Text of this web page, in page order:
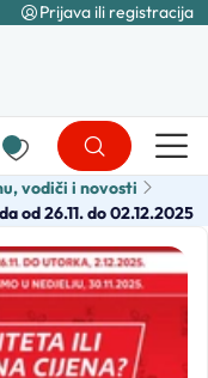
Prijava ili registracija
vodiči i novosti
od 26.11. do 02.12.2025